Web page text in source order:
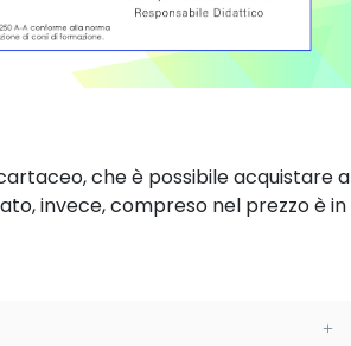
che è possibile acquistare a
invece, compreso nel prezzo è in